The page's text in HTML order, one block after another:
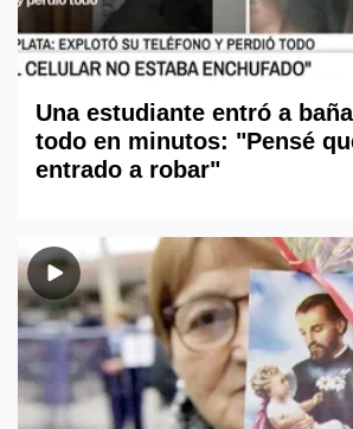
Una estudiante entró a
todo en minutos: "Pensé
entrado a robar"